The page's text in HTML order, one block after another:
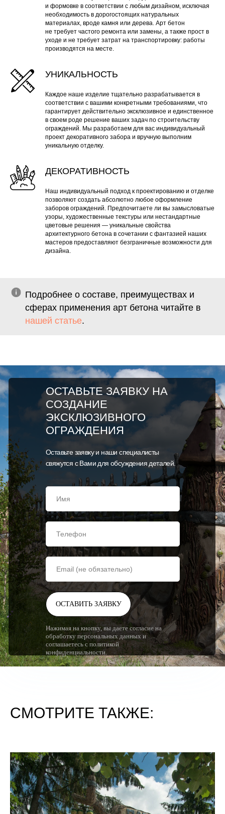
и формовке в соответствии с любым дизайном, исключая
необходимость в дорогостоящих натуральных
материалах, вроде камня или дерева. Арт бетон
не требует частого ремонта или замены, а также прост в
уходе и не требует затрат на транспортировку: работы
производятся на месте.
УНИКАЛЬНОСТЬ
Каждое наше изделие тщательно разрабатывается в
соответствии с вашими конкретными требованиями, что
гарантирует действительно эксклюзивное и единственное
в своем роде решение ваших задач по строительству
ограждений. Мы разработаем для вас индивидуальный
проект декоративного забора и вручную выполним
уникальную отделку.
ДЕКОРАТИВНОСТЬ
Наш индивидуальный подход к проектированию и отделке
позволяют создать абсолютно любое оформление
заборов ограждений. Предпочитаете ли вы замысловатые
узоры, художественные текстуры или нестандартные
цветовые решения — уникальные свойства
архитектурного бетона в сочетании с фантазией наших
мастеров предоставляют безграничные возможности для
дизайна.
Подробнее о составе, преимуществах и
сферах применения арт бетона читайте в
нашей статье.
Оставьте заявку и наши специалисты
свяжутся с Вами для обсуждения деталей.
ОСТАВЬТЕ ЗАЯВКУ НА
СОЗДАНИЕ
ЭКСКЛЮЗИВНОГО
ОГРАЖДЕНИЯ
ОСТАВИТЬ ЗАЯВКУ
Нажимая на кнопку, вы даете согласие на
обработку персональных данных и
соглашаетесь с политикой
конфиденциальности.
СМОТРИТЕ ТАКЖЕ: